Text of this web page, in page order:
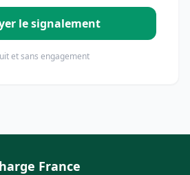
le signalement
et sans engagement
France